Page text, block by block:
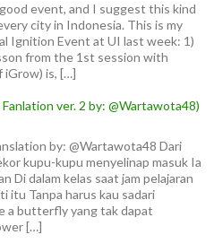
event, and I suggest this kind
city in Indonesia. This is my
Ignition Event at UI last week: 1)
from the 1st session with
iGrow) is, […]
ver. 2 by: @Wartawota48)
by: @Wartawota48 Dari
kupu-kupu menyelinap masuk Ia
Di dalam kelas saat jam pelajaran
itu Tanpa harus kau sadari
a butterfly yang tak dapat
[…]